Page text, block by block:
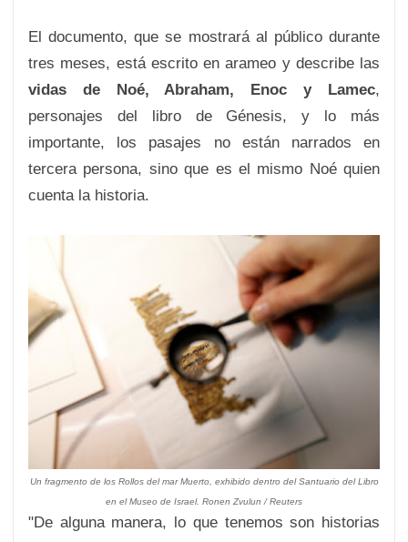
El documento, que se mostrará al público durante
tres meses, está escrito en arameo y describe las
vidas de Noé, Abraham, Enoc y Lamec,
personajes del libro de Génesis, y lo más
importante, los pasajes no están narrados en
tercera persona, sino que es el mismo Noé quien
cuenta la historia.
Un fragmento de los Rollos del mar Muerto, exhibido dentro del Santuario del Libro
en el Museo de Israel. Ronen Zvulun / Reuters
"De alguna manera, lo que tenemos son historias